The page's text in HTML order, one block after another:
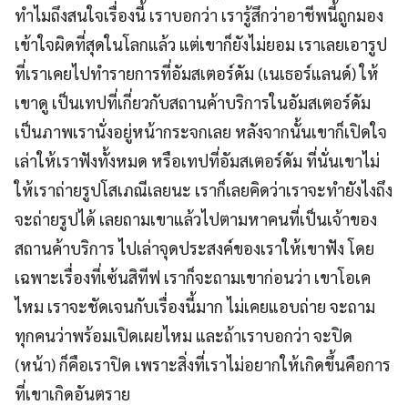
ทำไมถึงสนใจเรื่องนี้ เราบอกว่า เรารู้สึกว่าอาชีพนี้ถูกมอง
เข้าใจผิดที่สุดในโลกแล้ว แต่เขาก็ยังไม่ยอม เราเลยเอารูป
ที่เราเคยไปทำรายการที่อัมสเตอร์ดัม (เนเธอร์แลนด์) ให้
เขาดู เป็นเทปที่เกี่ยวกับสถานค้าบริการในอัมสเตอร์ดัม
เป็นภาพเรานั่งอยู่หน้ากระจกเลย หลังจากนั้นเขาก็เปิดใจ
เล่าให้เราฟังทั้งหมด หรือเทปที่อัมสเตอร์ดัม ที่นั่นเขาไม่
ให้เราถ่ายรูปโสเภณีเลยนะ เราก็เลยคิดว่าเราจะทำยังไงถึง
จะถ่ายรูปได้ เลยถามเขาแล้วไปตามหาคนที่เป็นเจ้าของ
สถานค้าบริการ ไปเล่าจุดประสงค์ของเราให้เขาฟัง โดย
เฉพาะเรื่องที่เซ้นสิทีฟ เราก็จะถามเขาก่อนว่า เขาโอเค
ไหม เราจะชัดเจนกับเรื่องนี้มาก ไม่เคยแอบถ่าย จะถาม
ทุกคนว่าพร้อมเปิดเผยไหม และถ้าเราบอกว่า จะปิด
(หน้า) ก็คือเราปิด เพราะสิ่งที่เราไม่อยากให้เกิดขึ้นคือการ
ที่เขาเกิดอันตราย